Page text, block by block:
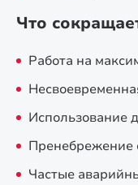
Что
Работа на
Использование
Пренебрежение
Частые